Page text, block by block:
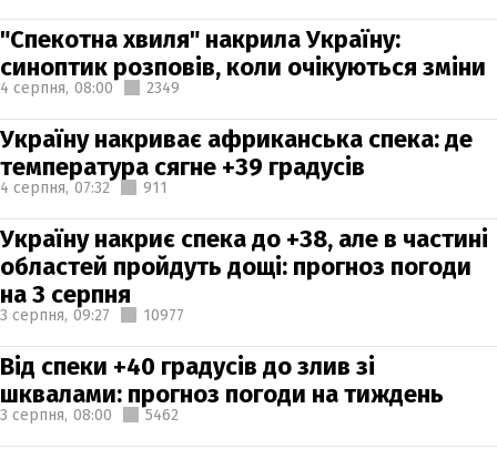
"Спекотна хвиля" накрила Україну:
синоптик розповів, коли очікуються зміни
4 серпня, 08:00 2349
Україну накриває африканська спека: де
температура сягне +39 градусів
4 серпня, 07:32 911
Україну накриє спека до +38, але в частині
областей пройдуть дощі: прогноз погоди
на 3 серпня
3 серпня, 09:27 10977
Від спеки +40 градусів до злив зі
шквалами: прогноз погоди на тиждень
3 серпня, 08:00 5462